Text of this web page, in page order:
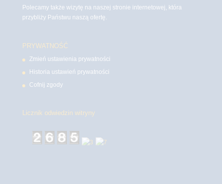
Polecamy także wizytę na naszej stronie internetowej, która
przybliży Państwu naszą ofertę.
PRYWATNOŚĆ
Zmień ustawienia prywatności
Historia ustawień prywatności
Cofnij zgody
Licznik odwiedzin witryny